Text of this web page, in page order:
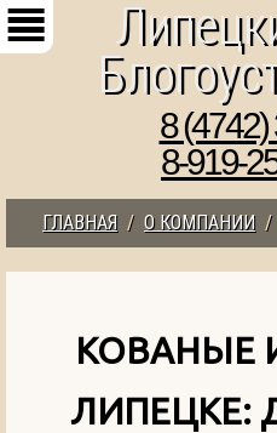
8
8-919-
ГЛАВНАЯ / О КОМПАНИИ /
КОВАНЫЕ
ЛИПЕЦКЕ: